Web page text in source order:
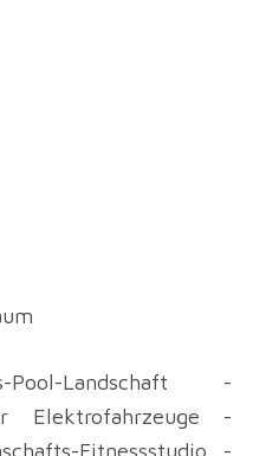
Pool-Landschaft -
Elektrofahrzeuge -
Fitnessstudio -